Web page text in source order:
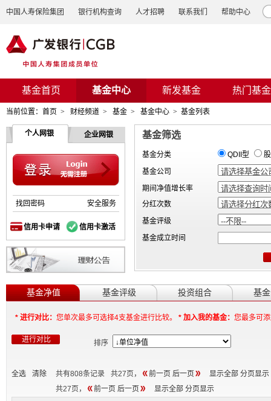
中国人寿保险集团 银行机构查询 人才招聘 联系我们 帮助中心
基金首页 基金中心 新发基金 热门基金
当前位置： 首页 > 财经频道 > 基金 > 基金中心 > 基金列表
个人网银 企业网银
找回密码 安全服务
信用卡申请 信用卡激活
基金筛选
基金分类 QDII型
基金公司
期间净值增长率
分红次数
基金评级
基金成立时间
基金净值 基金评级 投资组合 基
* 进行对比： 您单次最多可选择4支基金进行比较。 * 加入我的基金： 您最多可
进行对比 排序
全选 清除 共有808条记录 共27 页， 前一页 后一页 显示全部 分页显示
共27 页， 前一页 后一页 显示全部 分页显示